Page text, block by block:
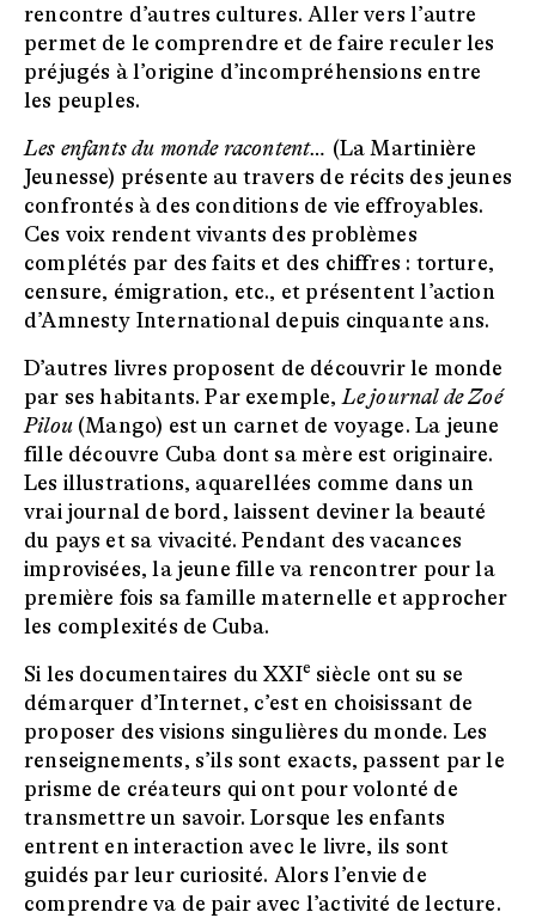
rencontre d’autres cultures. Aller vers l’autre
permet de le comprendre et de faire reculer les
préjugés à l’origine d’incompréhensions entre
les peuples.
Les enfants du monde racontent… (La Martinière
Jeunesse) présente au travers de récits des jeunes
confrontés à des conditions de vie effroyables.
Ces voix rendent vivants des problèmes
complétés par des faits et des chiffres : torture,
censure, émigration, etc., et présentent l’action
d’Amnesty International depuis cinquante ans.
D’autres livres proposent de découvrir le monde
par ses habitants. Par exemple,Le journal de Zoé
Pilou(Mango) est un carnet de voyage. La jeune
fille découvre Cuba dont sa mère est originaire.
Les illustrations, aquarellées comme dans un
vrai journal de bord, laissent deviner la beauté
du pays et sa vivacité. Pendant des vacances
improvisées, la jeune fille va rencontrer pour la
première fois sa famille maternelle et approcher
les complexités de Cuba.
Si les documentaires du XXIe siècle ont su se
démarquer d’Internet, c’est en choisissant de
proposer des visions singulières du monde. Les
renseignements, s’ils sont exacts, passent par le
prisme de créateurs qui ont pour volonté de
transmettre un savoir. Lorsque les enfants
entrent en interaction avec le livre, ils sont
guidés par leur curiosité. Alors l’envie de
comprendre va de pair avec l’activité de lecture.